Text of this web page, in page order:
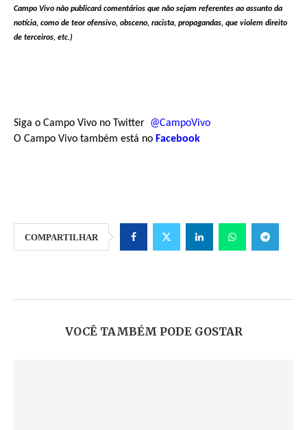
Campo Vivo não publicará comentários que não sejam referentes ao assunto da
notícia, como de teor ofensivo, obsceno, racista, propagandas, que violem direito
de terceiros, etc.)
Siga o Campo Vivo no Twitter @CampoVivo
O Campo Vivo também está no Facebook
COMPARTILHAR
VOCÊ TAMBÉM PODE GOSTAR